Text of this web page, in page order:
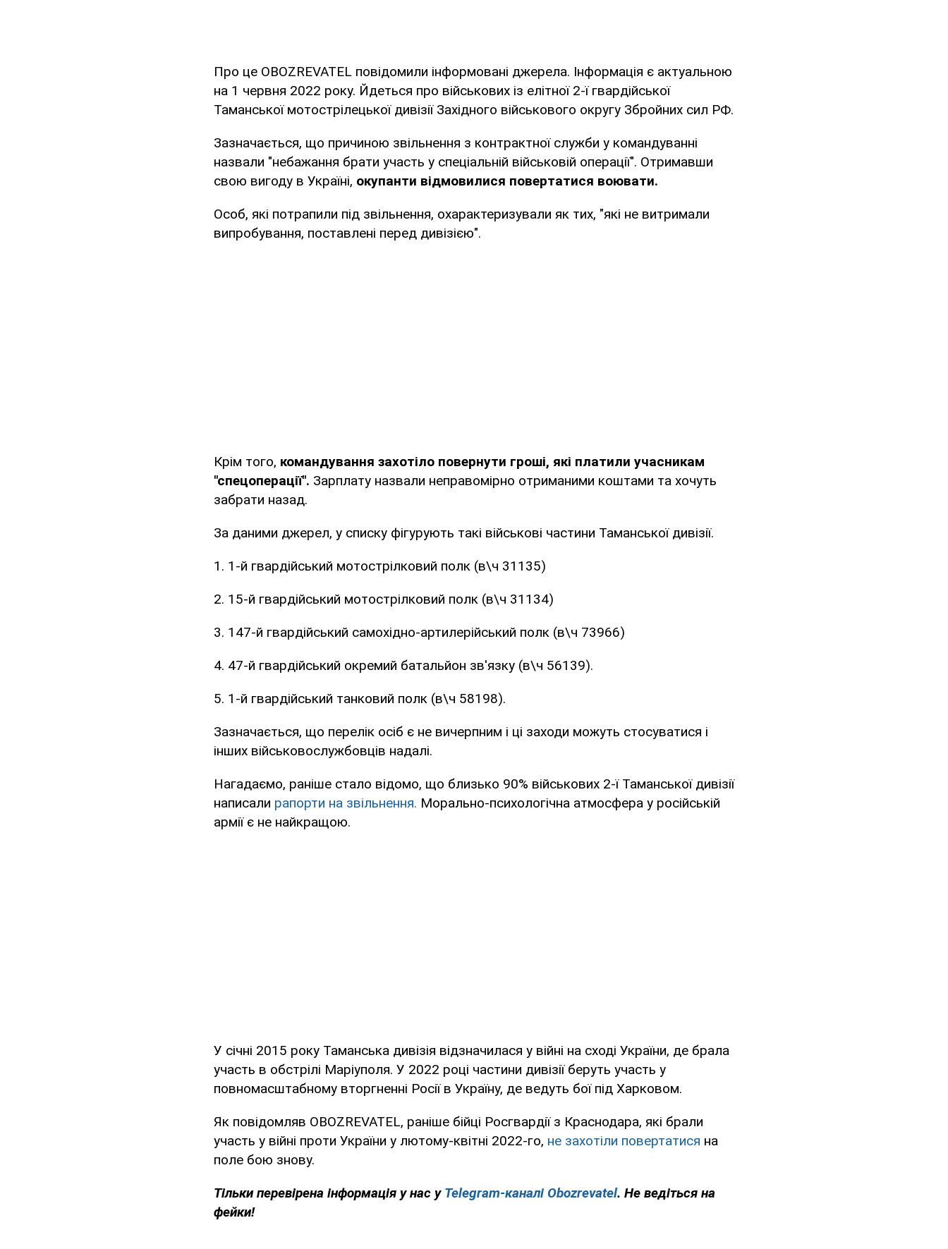
Про це OBOZREVATEL повідомили інформовані джерела. Інформація є актуальною
на 1 червня 2022 року. Йдеться про військових із елітної 2-ї гвардійської
Таманської мотострілецької дивізії Західного військового округу Збройних сил РФ.
Зазначається, що причиною звільнення з контрактної служби у командуванні
назвали "небажання брати участь у спеціальній військовій операції". Отримавши
свою вигоду в Україні, окупанти відмовилися повертатися воювати.
Особ, які потрапили під звільнення, охарактеризували як тих, "які не витримали
випробування, поставлені перед дивізією".
Крім того, командування захотіло повернути гроші, які платили учасникам
"спецоперації". Зарплату назвали неправомірно отриманими коштами та хочуть
забрати назад.
За даними джерел, у списку фігурують такі військові частини Таманської дивізії.
1. 1-й гвардійський мотострілковий полк (в\ч 31135)
2. 15-й гвардійський мотострілковий полк (в\ч 31134)
3. 147-й гвардійський самохідно-артилерійський полк (в\ч 73966)
4. 47-й гвардійський окремий батальйон зв'язку (в\ч 56139).
5. 1-й гвардійський танковий полк (в\ч 58198).
Зазначається, що перелік осіб є не вичерпним і ці заходи можуть стосуватися і
інших військовослужбовців надалі.
Нагадаємо, раніше стало відомо, що близько 90% військових 2-ї Таманської дивізії
написали рапорти на звільнення. Морально-психологічна атмосфера у російській
армії є не найкращою.
У січні 2015 року Таманська дивізія відзначилася у війні на сході України, де брала
участь в обстрілі Маріуполя. У 2022 році частини дивізії беруть участь у
повномасштабному вторгненні Росії в Україну, де ведуть бої під Харковом.
Як повідомляв OBOZREVATEL, раніше бійці Росгвардії з Краснодара, які брали
участь у війні проти України у лютому-квітні 2022-го, не захотіли повертатися на
поле бою знову.
Тільки перевірена інформація у нас у Telegram-каналі Obozrevatel. Не ведіться на
фейки!